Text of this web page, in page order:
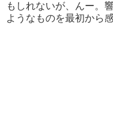
もしれないが、んー。
ようなものを最初から感